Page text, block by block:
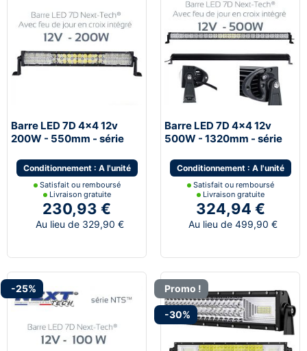
Barre LED 7D 4x4 12v
200W - 550mm - série
Conditionnement : A l'unité
Satisfait ou remboursé
Livraison gratuite
230,93 €
Au lieu de 329,90 €
Barre LED 7D 4x4 12v
500W - 1320mm - série
Conditionnement : A l'unité
Satisfait ou remboursé
Livraison gratuite
324,94 €
Au lieu de 499,90 €
-25% Promo !
-30%